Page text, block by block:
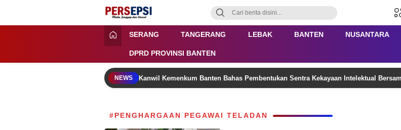
konten
Persepsi.co.id
Media Tanggap Dan Akurat
SERANG TANGERANG LEBAK BANTEN NUSANTARA
DPRD PROVINSI BANTEN
NEWS Kanwil Kemenkum Banten Bahas Pembentukan Sentra Kekayaan Intelektual
#PENGHARGAAN PEGAWAI TELADAN